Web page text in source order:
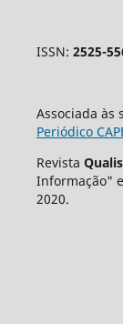
ISSN: 2525-
Associada às
Periódico
Revista
Informação"
2020.